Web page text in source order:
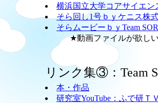
横浜国立大学コアサイエン
そら回し1号ｂｙケニス株
そらムービーｂｙTeam
★動画ファイルが欲しい
リンク集③：Team
本・作品
研究室YouTube：ふで研Ｔ